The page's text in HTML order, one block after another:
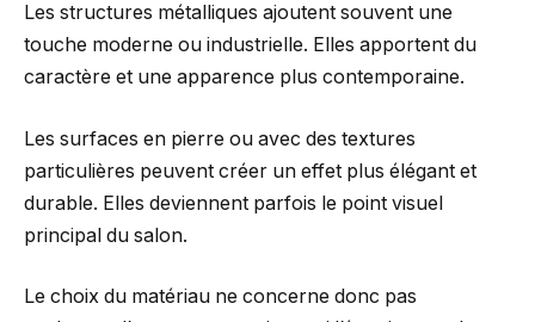
Les structures métalliques ajoutent souvent une
touche moderne ou industrielle. Elles apportent du
caractère et une apparence plus contemporaine.
Les surfaces en pierre ou avec des textures
particulières peuvent créer un effet plus élégant et
durable. Elles deviennent parfois le point visuel
principal du salon.
Le choix du matériau ne concerne donc pas